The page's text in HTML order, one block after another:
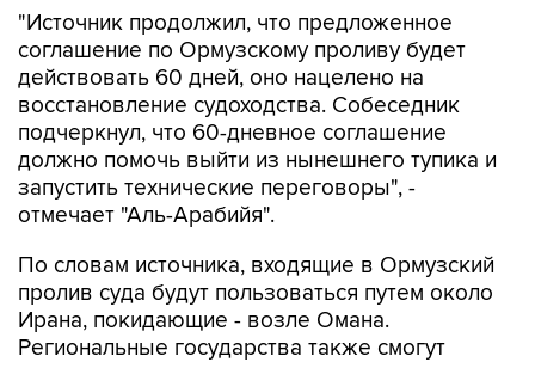
действовать 60 дней, оно нацелено на
восстановление судоходства. Собеседник
подчеркнул, что 60-дневное соглашение
должно помочь выйти из нынешнего тупика и
запустить технические переговоры", -
отмечает "Аль-Арабийя".
По словам источника, входящие в Ормузский
Ирана, покидающие - возле Омана.
Региональные государства также смогут
принять участие в процессе разминирования
пролива.